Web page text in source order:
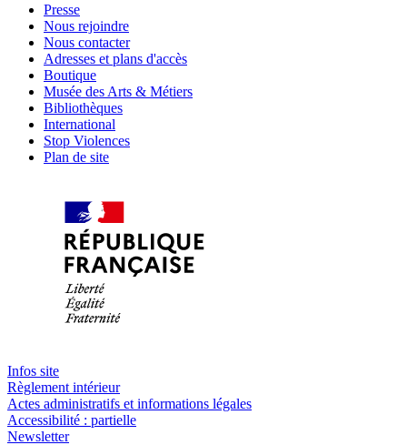
Presse
Nous rejoindre
Nous contacter
Adresses et plans d'accès
Boutique
Musée des Arts & Métiers
Bibliothèques
International
Stop Violences
Plan de site
Infos site
Règlement intérieur
Actes administratifs et informations légales
Accessibilité : partielle
Newsletter